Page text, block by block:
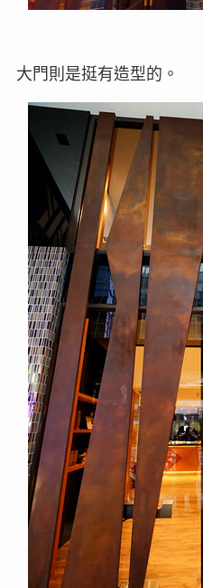
大門則是挺有造型的。